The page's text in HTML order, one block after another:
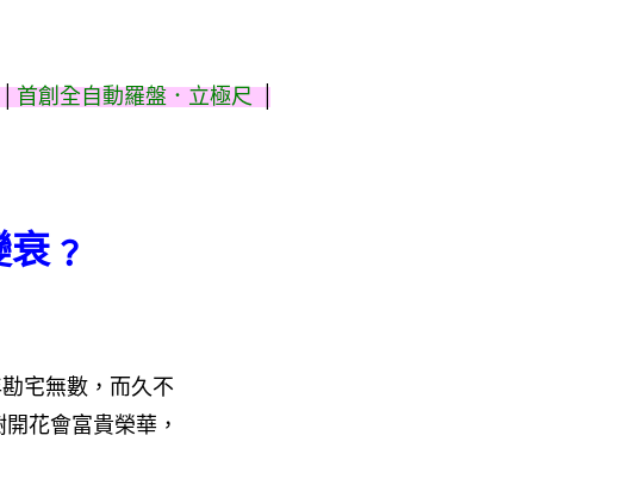
| 首創全自動羅盤．立極尺 |
﹖
宅無數，而久不
花會富貴榮華，